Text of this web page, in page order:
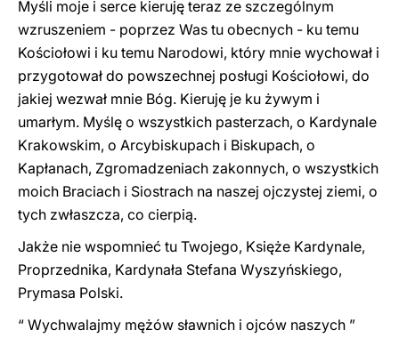
Myśli moje i serce kieruję teraz ze szczególnym
wzruszeniem - poprzez Was tu obecnych - ku temu
Kościołowi i ku temu Narodowi, który mnie wychował i
przygotował do powszechnej posługi Kościołowi, do
jakiej wezwał mnie Bóg. Kieruję je ku żywym i
umarłym. Myślę o wszystkich pasterzach, o Kardynale
Krakowskim, o Arcybiskupach i Biskupach, o
Kapłanach, Zgromadzeniach zakonnych, o wszystkich
moich Braciach i Siostrach na naszej ojczystej ziemi, o
tych zwłaszcza, co cierpią.
Jakże nie wspomnieć tu Twojego, Księże Kardynale,
Proprzednika, Kardynała Stefana Wyszyńskiego,
Prymasa Polski.
“ Wychwalajmy mężów sławnich i ojców naszych ”